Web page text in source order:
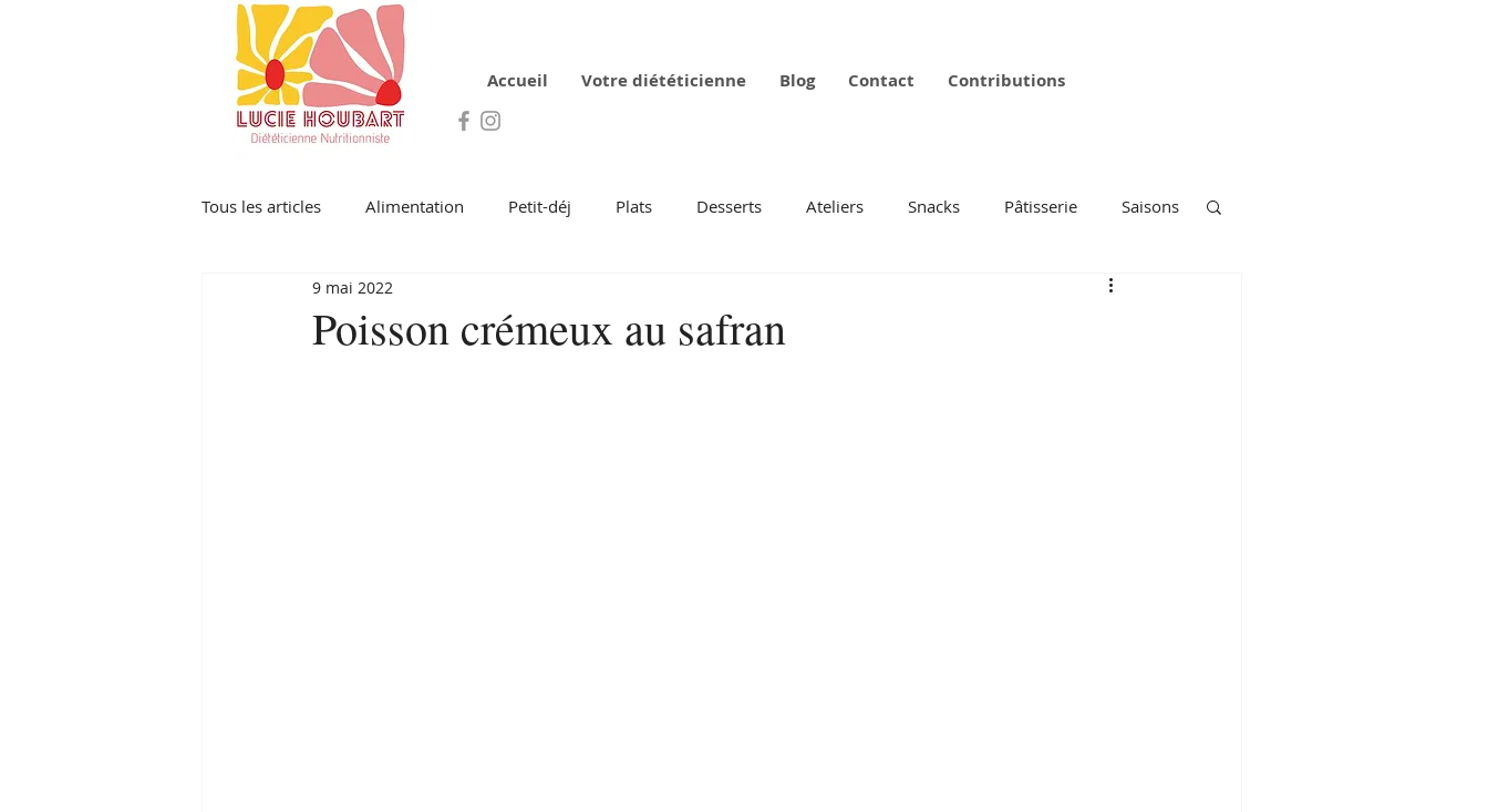
Accueil Votre diététicienne Blog Contact Contributions
Tous les articles Alimentation Petit-déj Plats Desserts Ateliers Snacks Pâtisserie Saisons
Poisson crémeux au safran
9 mai 2022